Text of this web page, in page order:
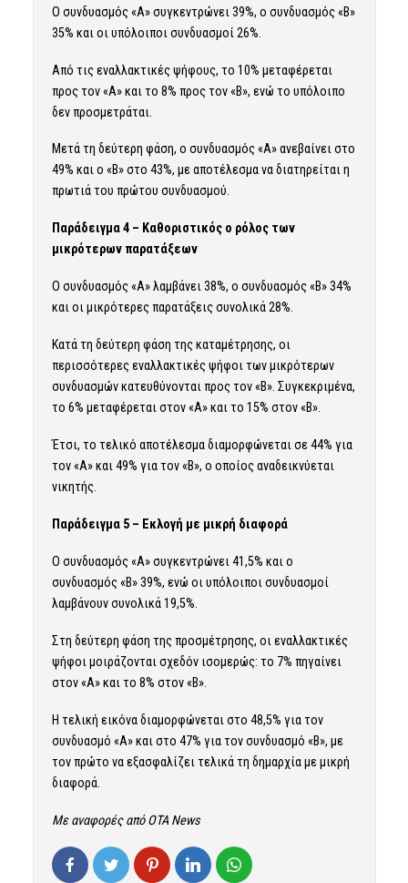
Ο συνδυασμός «Α» συγκεντρώνει 39%, ο συνδυασμός «Β»
35% και οι υπόλοιποι συνδυασμοί 26%.
Από τις εναλλακτικές ψήφους, το 10% μεταφέρεται
προς τον «Α» και το 8% προς τον «Β», ενώ το υπόλοιπο
δεν προσμετράται.
Μετά τη δεύτερη φάση, ο συνδυασμός «Α» ανεβαίνει στο
49% και ο «Β» στο 43%, με αποτέλεσμα να διατηρείται η
πρωτιά του πρώτου συνδυασμού.
Παράδειγμα 4 – Καθοριστικός ο ρόλος των
μικρότερων παρατάξεων
Ο συνδυασμός «Α» λαμβάνει 38%, ο συνδυασμός «Β» 34%
και οι μικρότερες παρατάξεις συνολικά 28%.
Κατά τη δεύτερη φάση της καταμέτρησης, οι
περισσότερες εναλλακτικές ψήφοι των μικρότερων
συνδυασμών κατευθύνονται προς τον «Β». Συγκεκριμένα,
το 6% μεταφέρεται στον «Α» και το 15% στον «Β».
Έτσι, το τελικό αποτέλεσμα διαμορφώνεται σε 44% για
τον «Α» και 49% για τον «Β», ο οποίος αναδεικνύεται
νικητής.
Παράδειγμα 5 – Εκλογή με μικρή διαφορά
Ο συνδυασμός «Α» συγκεντρώνει 41,5% και ο
συνδυασμός «Β» 39%, ενώ οι υπόλοιποι συνδυασμοί
λαμβάνουν συνολικά 19,5%.
Στη δεύτερη φάση της προσμέτρησης, οι εναλλακτικές
ψήφοι μοιράζονται σχεδόν ισομερώς: το 7% πηγαίνει
στον «Α» και το 8% στον «Β».
Η τελική εικόνα διαμορφώνεται στο 48,5% για τον
συνδυασμό «Α» και στο 47% για τον συνδυασμό «Β», με
τον πρώτο να εξασφαλίζει τελικά τη δημαρχία με μικρή
διαφορά.
Με αναφορές από ΟΤΑ Νews